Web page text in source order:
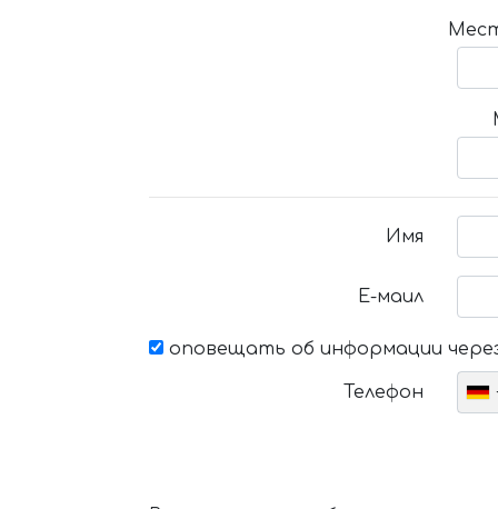
Имя
Е-маил
оповещать об информации
Телефон